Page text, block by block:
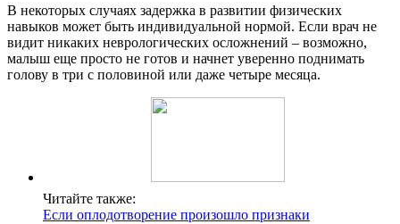
В некоторых случаях задержка в развитии физических
навыков может быть индивидуальной нормой. Если врач не
видит никаких неврологических осложнений – возможно,
малыш еще просто не готов и начнет уверенно поднимать
голову в три с половиной или даже четыре месяца.
Читайте также:
Если оплодотворение произошло признаки